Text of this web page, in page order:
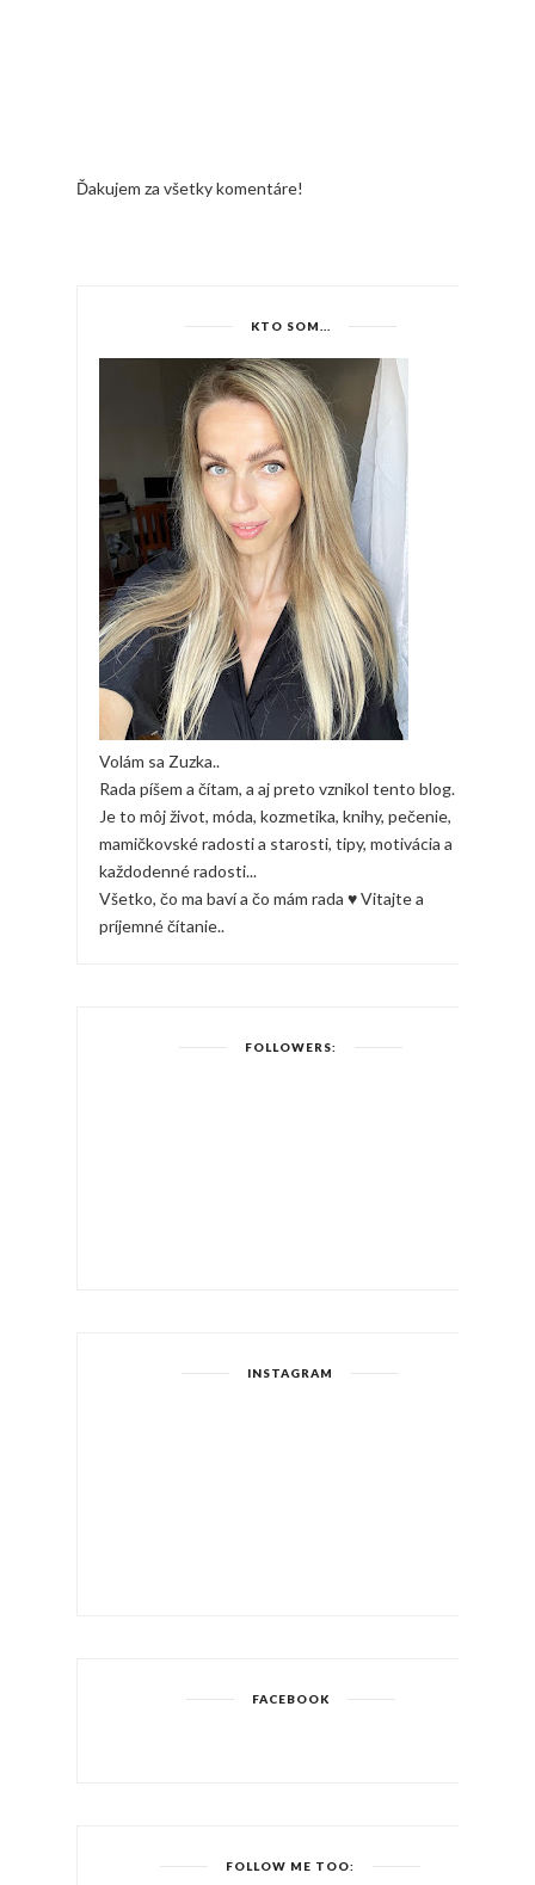
Ďakujem za všetky komentáre!
KTO SOM...
Volám sa Zuzka..
Rada píšem a čítam, a aj preto vznikol tento blog.
Je to môj život, móda, kozmetika, knihy, pečenie,
mamičkovské radosti a starosti, tipy, motivácia a
každodenné radosti...
Všetko, čo ma baví a čo mám rada ♥ Vitajte a
príjemné čítanie..
FOLLOWERS:
INSTAGRAM
FACEBOOK
FOLLOW ME TOO: